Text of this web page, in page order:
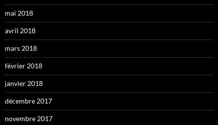
mai 2018
avril 2018
mars 2018
février 2018
janvier 2018
décembre 2017
novembre 2017